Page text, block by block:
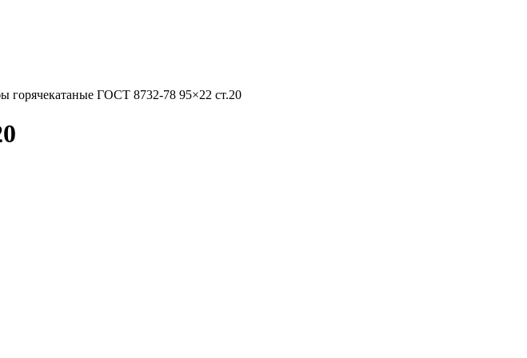
горячекатаные ГОСТ 8732-78 95×22 ст.20